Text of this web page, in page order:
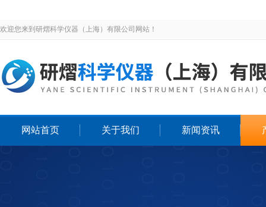
欢迎您来到研熠科学仪器（上海）有限公司网站！
网站首页 关于我们 新闻资讯